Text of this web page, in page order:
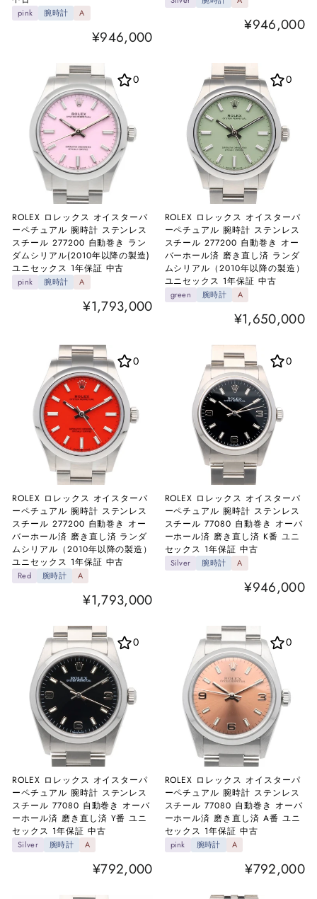
pink 腕時計 A
¥946,000
¥946,000
ROLEX ロレックス オイスターパ
ーペチュアル 腕時計 ステンレス
スチール 277200 自動巻き ラン
ダムシリアル(2010年以降の製造)
ユニセックス 1年保証 中古
pink 腕時計 A
¥1,793,000
0
ROLEX ロレックス オイスターパ
ーペチュアル 腕時計 ステンレス
スチール 277200 自動巻き オー
バーホール済 磨き直し済 ランダ
ムシリアル（2010年以降の製造）
ユニセックス 1年保証 中古
green 腕時計 A
¥1,650,000
0
ROLEX ロレックス オイスターパ
ーペチュアル 腕時計 ステンレス
スチール 277200 自動巻き オー
バーホール済 磨き直し済 ランダ
ムシリアル（2010年以降の製造）
ユニセックス 1年保証 中古
Red 腕時計 A
¥1,793,000
0
ROLEX ロレックス オイスターパ
ーペチュアル 腕時計 ステンレス
スチール 77080 自動巻き オーバ
ーホール済 磨き直し済 K番 ユニ
セックス 1年保証 中古
Silver 腕時計 A
¥946,000
0
ROLEX ロレックス オイスターパ
ーペチュアル 腕時計 ステンレス
スチール 77080 自動巻き オーバ
ーホール済 磨き直し済 Y番 ユニ
セックス 1年保証 中古
Silver 腕時計 A
¥792,000
0
ROLEX ロレックス オイスターパ
ーペチュアル 腕時計 ステンレス
スチール 77080 自動巻き オーバ
ーホール済 磨き直し済 A番 ユニ
セックス 1年保証 中古
pink 腕時計 A
¥792,000
0